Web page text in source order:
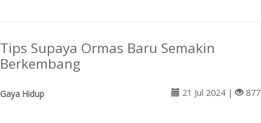
Tips Supaya Ormas Baru Semakin
Berkembang
Gaya Hidup 21 Jul 2024 | 877